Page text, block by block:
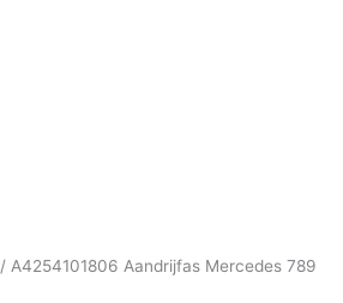
/ A4254101806 Aandrijfas Mercedes 789